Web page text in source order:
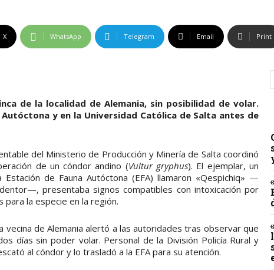
X WhatsApp Telegram Email Print
de la localidad de Alemania, sin posibilidad de volar.
y en la Universidad Católica de Salta antes de
del Ministerio de Producción y Minería de Salta coordinó
de un cóndor andino (Vultur gryphus). El ejemplar, un
de Fauna Autóctona (EFA) llamaron «Qespichiq» —
presentaba signos compatibles con intoxicación por
para la especie en la región.
vecina de Alemania alertó a las autoridades tras observar que
días sin poder volar. Personal de la División Policía Rural y
al cóndor y lo trasladó a la EFA para su atención.